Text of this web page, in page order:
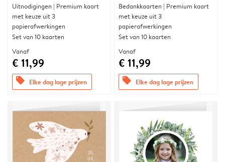
Uitnodigingen | Premium kaart
met keuze uit 3
papierafwerkingen
Set van 10 kaarten
Vanaf
€ 11,99
offers Elke dag lage prijzen
Bedankkaarten | Premium kaart
met keuze uit 3
papierafwerkingen
Set van 10 kaarten
Vanaf
€ 11,99
offers Elke dag lage prijzen